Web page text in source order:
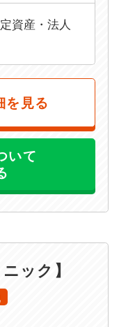
資産・法人
を見る
いて
ック】